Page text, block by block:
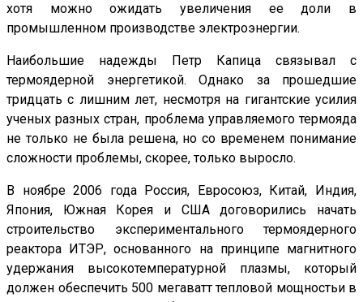
хотя можно ожидать увеличения ее доли в
промышленном производстве электроэнергии.
Наибольшие надежды Петр Капица связывал с
термоядерной энергетикой. Однако за прошедшие
тридцать с лишним лет, несмотря на гигантские усилия
ученых разных стран, проблема управляемого термояда
не только не была решена, но со временем понимание
сложности проблемы, скорее, только выросло.
В ноябре 2006 года Россия, Евросоюз, Китай, Индия,
Япония, Южная Корея и США договорились начать
строительство экспериментального термоядерного
реактора ИТЭР, основанного на принципе магнитного
удержания высокотемпературной плазмы, который
должен обеспечить 500 мегаватт тепловой мощностьи в